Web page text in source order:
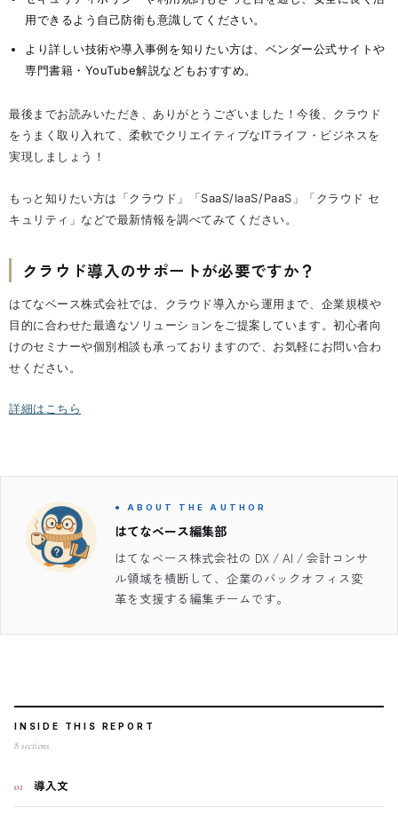
用できるよう自己防衛も意識してください。
より詳しい技術や導入事例を知りたい方は、ベンダー公式サイトや
専門書籍・YouTube解説などもおすすめ。
最後までお読みいただき、ありがとうございました！今後、クラウド
をうまく取り入れて、柔軟でクリエイティブなITライフ・ビジネスを
実現しましょう！
もっと知りたい方は「クラウド」「SaaS/IaaS/PaaS」「クラウド セ
キュリティ」などで最新情報を調べてみてください。
クラウド導入のサポートが必要ですか？
はてなベース株式会社では、クラウド導入から運用まで、企業規模や
目的に合わせた最適なソリューションをご提案しています。初心者向
けのセミナーや個別相談も承っておりますので、お気軽にお問い合わ
せください。
詳細はこちら
● ABOUT THE AUTHOR
はてなベース編集部
はてなベース株式会社の DX / AI / 会計コンサ
ル領域を横断して、企業のバックオフィス変
革を支援する編集チームです。
INSIDE THIS REPORT
8 sections
01 導入文